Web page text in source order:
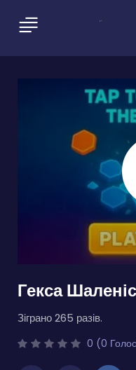
Гекса
Зіграно 265 разів.
0 (0